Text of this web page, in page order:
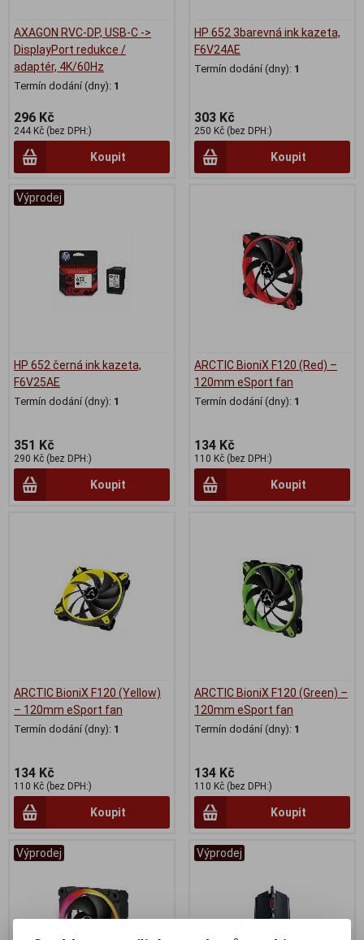
AXAGON RVC-DP, USB-C ->
DisplayPort redukce /
adaptér, 4K/60Hz
Termín dodání (dny): 1
296 Kč
244 Kč (bez DPH:)
Koupit
HP 652 3barevná ink kazeta,
F6V24AE
Termín dodání (dny): 1
303 Kč
250 Kč (bez DPH:)
Koupit
Výprodej
HP 652 černá ink kazeta,
F6V25AE
Termín dodání (dny): 1
351 Kč
290 Kč (bez DPH:)
Koupit
ARCTIC BioniX F120 (Red) –
120mm eSport fan
Termín dodání (dny): 1
134 Kč
110 Kč (bez DPH:)
Koupit
ARCTIC BioniX F120 (Yellow)
– 120mm eSport fan
Termín dodání (dny): 1
134 Kč
110 Kč (bez DPH:)
Koupit
ARCTIC BioniX F120 (Green) –
120mm eSport fan
Termín dodání (dny): 1
134 Kč
110 Kč (bez DPH:)
Koupit
Výprodej Výprodej